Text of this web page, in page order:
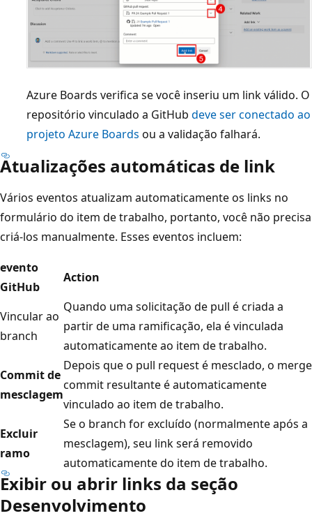
Azure Boards verifica se você inseriu um link válido. O
repositório vinculado a GitHub deve ser conectado ao
projeto Azure Boards ou a validação falhará.
Atualizações automáticas de link
Vários eventos atualizam automaticamente os links no
formulário do item de trabalho, portanto, você não precisa
criá-los manualmente. Esses eventos incluem:
evento
GitHub
Action
Vincular ao
branch
Quando uma solicitação de pull é criada a
partir de uma ramificação, ela é vinculada
automaticamente ao item de trabalho.
Commit de
mesclagem
Depois que o pull request é mesclado, o merge
commit resultante é automaticamente
vinculado ao item de trabalho.
Excluir
ramo
Se o branch for excluído (normalmente após a
mesclagem), seu link será removido
automaticamente do item de trabalho.
Exibir ou abrir links da seção
Desenvolvimento